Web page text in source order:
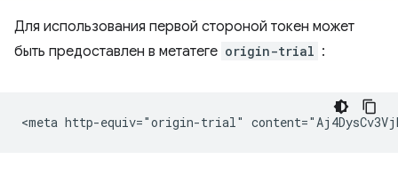
Для использования первой стороной токен может
быть предоставлен в метатеге origin-trial :